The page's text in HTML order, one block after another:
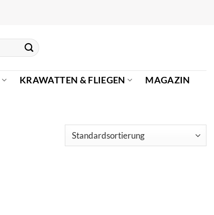
KRAWATTEN & FLIEGEN
MAGAZIN